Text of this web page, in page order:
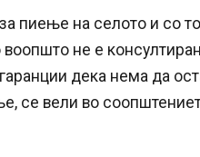
пиење на селото и со
не е
дека нема да
се вели во